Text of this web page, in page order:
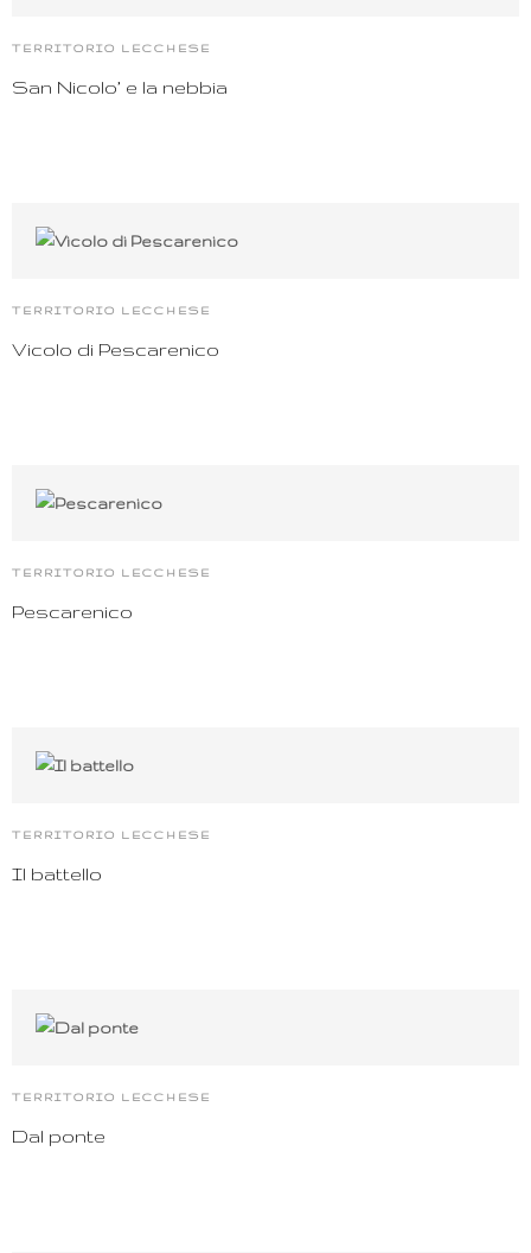
TERRITORIO LECCHESE
San Nicolo’ e la nebbia
TERRITORIO LECCHESE
Vicolo di Pescarenico
TERRITORIO LECCHESE
Pescarenico
TERRITORIO LECCHESE
Il battello
TERRITORIO LECCHESE
Dal ponte